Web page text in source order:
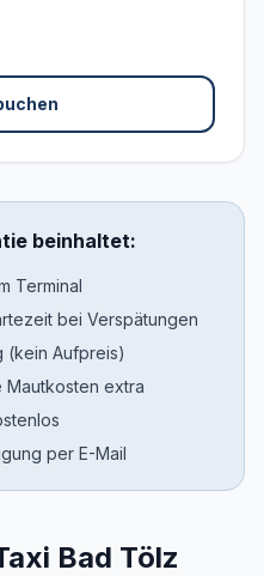
beinhaltet:
Terminal
bei Verspätungen
(kein Aufpreis)
Mautkosten extra
per E-Mail
Bad Tölz